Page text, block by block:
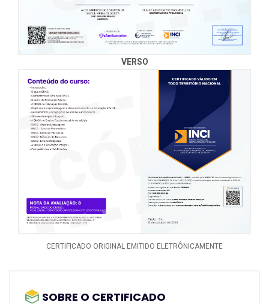
- As ciências humanas no Ensino Fundamental.
- Disciplinas de humanas no ensino fundamental.
- O Ensino Médio no Contexto da Educação Básica.
VERSO
CERTIFICADO ORIGINAL EMITIDO ELETRÔNICAMENTE
SOBRE O CERTIFICADO